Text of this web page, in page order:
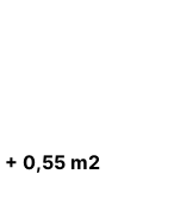
+ 0,55 m2